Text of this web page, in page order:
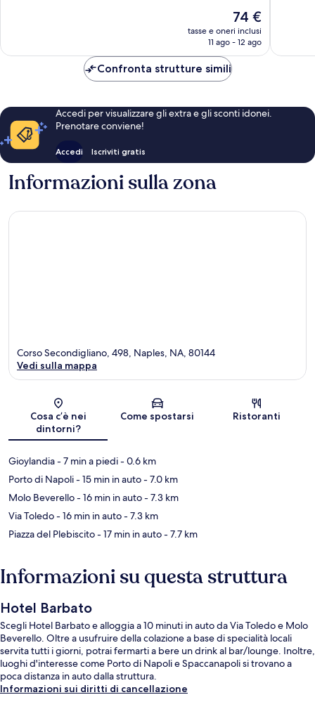
Il
prezzo
attuale
74 €
tasse e oneri inclusi
11 ago - 12 ago
Confronta strutture simili
Accedi per visualizzare gli extra e gli sconti idonei.
Prenotare conviene!
Accedi Iscriviti gratis
Informazioni sulla zona
Mappa
Corso Secondigliano, 498, Naples, NA, 80144
Vedi sulla mappa
Cosa c’è nei
dintorni?
Come spostarsi Ristoranti
Gioylandia- 7 min a piedi- 0.6 km
Porto di Napoli- 15 min in auto- 7.0 km
Molo Beverello- 16 min in auto- 7.3 km
Via Toledo- 16 min in auto- 7.3 km
Piazza del Plebiscito- 17 min in auto- 7.7 km
Informazioni su questa struttura
Hotel Barbato
Scegli Hotel Barbato e alloggia a 10 minuti in auto da Via Toledo e Molo
Beverello. Oltre a usufruire della colazione a base di specialità locali
servita tutti i giorni, potrai fermarti a bere un drink al bar/lounge. Inoltre,
luoghi d'interesse come Porto di Napoli e Spaccanapoli si trovano a
poca distanza in auto dalla struttura.
Informazioni sui diritti di cancellazione